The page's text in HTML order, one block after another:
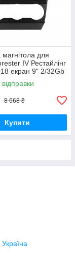
для
IV Рестайлінг
екран 9" 2/32Gb
Android
8 668 ₴
Купити